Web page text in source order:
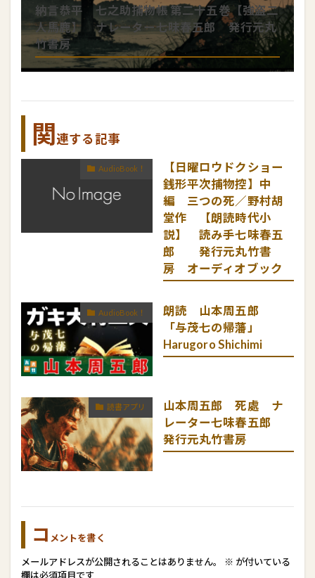
納言恭平 七之助捕物帳 第二十五巻【強盗二
人馬鹿】 ナレーター七味春五郎 発行元丸
竹書房
関連する記事
AudioBook！
【日曜ロウドクショー
銭形平次捕物控】中
編 三つの死／野村胡
堂作 【朗読時代小
説】 読み手七味春五
郎 発行元丸竹書
房 オーディオブック
AudioBook！
朗読 山本周五郎
「与茂七の帰藩」
Harugoro Shichimi
読書アプリ
山本周五郎 死處 ナ
レーター七味春五郎
発行元丸竹書房
コ メントを書く
メールアドレスが公開されることはありません。 ※ が付いている
欄は必須項目です